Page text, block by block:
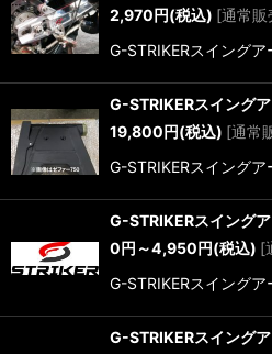
2,970 円(税込) [通常販
G-STRIKERスイング
G-STRIKERスイング
19,800 円(税込) [通常
G-STRIKERスイング
G-STRIKERスイング
0 円 ～4,950 円(税込) [
G-STRIKERスイング
G-STRIKERスイング